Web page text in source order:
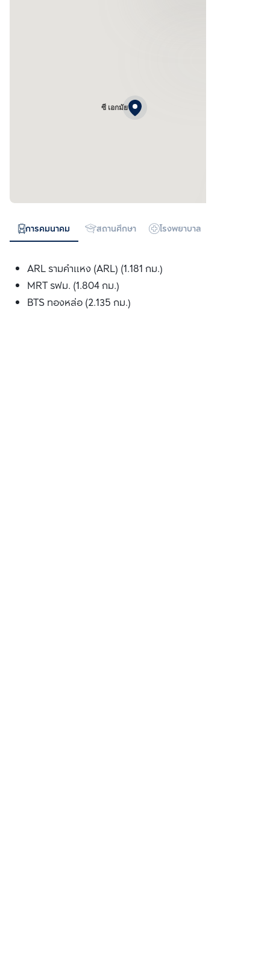
ซี เอกมัย
การคมนาคม สถานศึกษา โรงพยาบาล
ARL รามคำแหง (ARL) (1.181 กม.)
MRT รฟม. (1.804 กม.)
BTS ทองหล่อ (2.135 กม.)